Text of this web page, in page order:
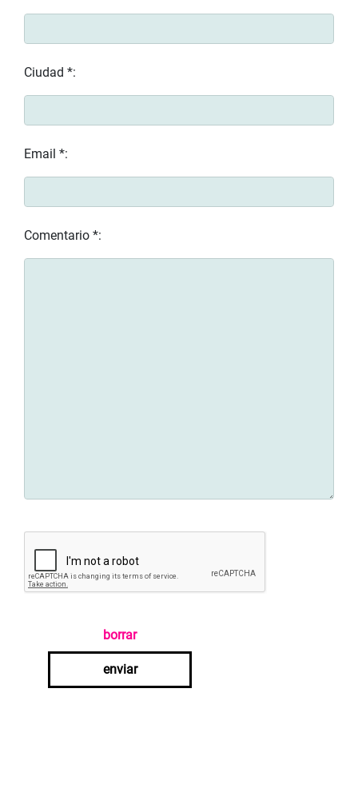
Ciudad *:
Email *:
Comentario *:
borrar
enviar